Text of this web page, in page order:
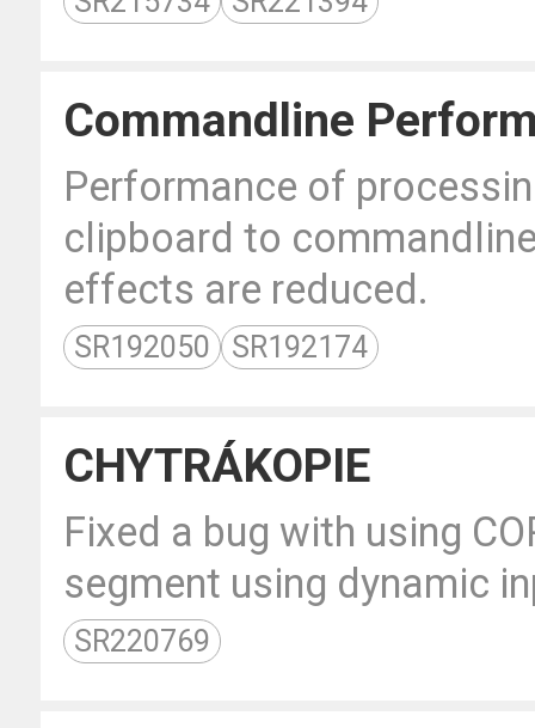
Commandline
Performance of
clipboard to
effects are reduced.
SR192050 SR192174
CHYTRÁKOPIE
Fixed a bug with using
segment using dynamic
SR220769